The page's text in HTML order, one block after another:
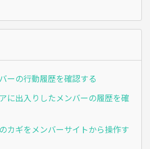
ーの行動履歴を確認する
に出入りしたメンバーの履歴を確
カギをメンバーサイトから操作す